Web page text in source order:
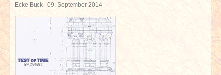
NEWS & DATES
BERICHTE
VERLOSUNGEN
Ecke Buck 09. September 2014